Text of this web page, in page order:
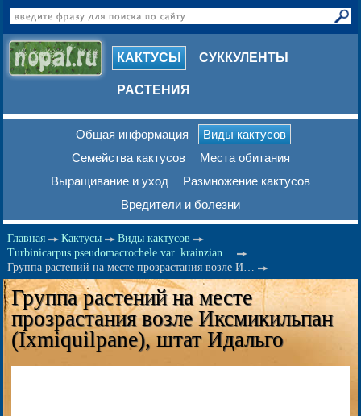
КАКТУСЫ СУККУЛЕНТЫ
РАСТЕНИЯ
Общая информация
Виды кактусов
Семейства кактусов
Места обитания
Выращивание и уход
Размножение кактусов
Вредители и болезни
Главная Кактусы
Виды кактусов
Turbinicarpus pseudomacrochele var. krainzian…
Группа растений на месте прозрастания возле И…
Группа растений на месте
прозрастания возле Иксмикильпан
(Ixmiquilpane), штат Идальго